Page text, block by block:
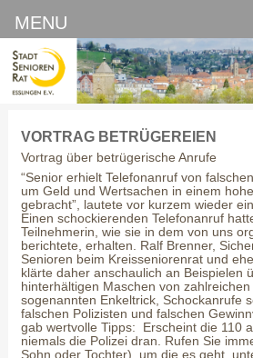
VORTRAG BETRÜGEREIEN
Vortrag über betrügerische Anrufe
“Senior erhielt Telefonanruf von
um Geld und Wertsachen in einem
gebracht”, lautete vor kurzem wieder
Einen schockierenden Telefonanruf
Teilnehmerin, wie sie in dem von uns
berichtete, erhalten. Ralf Brenner,
Senioren beim Kreisseniorenrat und
klärte daher anschaulich an Beispielen
hinterhältigen Maschen von
sogenannten Enkeltrick, Schockanrufe
falschen Polizisten und falschen
gab wertvolle Tipps: Erscheint die 110
niemals die Polizei dran. Rufen Sie
Sohn oder Tochter), um die es geht,
MENU